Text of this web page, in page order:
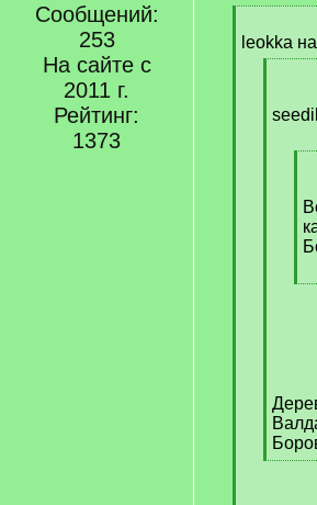
Сообщений:
253
На сайте с
2011 г.
Рейтинг:
1373
qleokka
]
]
[
[